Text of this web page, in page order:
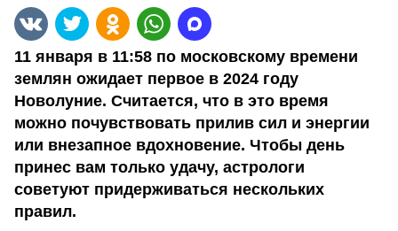
11 января в 11:58 по московскому времени
землян ожидает первое в 2024 году
Новолуние. Считается, что в это время
можно почувствовать прилив сил и энергии
или внезапное вдохновение. Чтобы день
принес вам только удачу, астрологи
советуют придерживаться нескольких
правил.